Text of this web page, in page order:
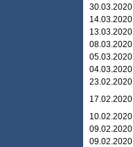
30.03.2020
14.03.2020
13.03.2020
08.03.2020
05.03.2020
04.03.2020
23.02.2020
17.02.2020
10.02.2020
09.02.2020
09.02.2020